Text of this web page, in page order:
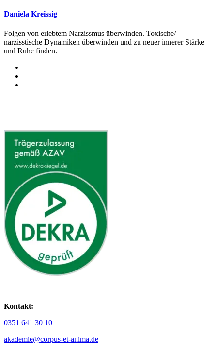
Daniela Kreissig
Folgen von erlebtem Narzissmus überwinden. Toxische/
narzisstische Dynamiken überwinden und zu neuer innerer Stärke
und Ruhe finden.
Kontakt:
0351 641 30 10
akademie@corpus-et-anima.de